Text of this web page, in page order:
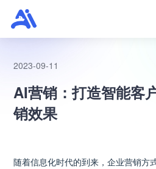
2023-09-11
AI营销：打造智能客
销效果
随着信息化时代的到来，企业营销方